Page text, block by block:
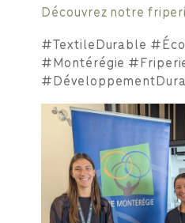
Découvrez notre
#TextileDurable
#Montérégie